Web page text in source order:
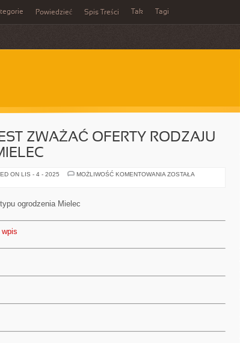
Powiedzieć Spis Treści Tak Tagi
ZWAŻAĆ OFERTY RODZAJU
ON LIS - 4 - 2025 MOŻLIWOŚĆ KOMENTOWANIA NALEŻAŁOBY
ZOSTAŁA
ogrodzenia Mielec